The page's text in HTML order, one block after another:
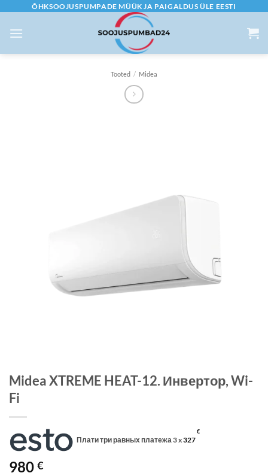
content
ÕHKSOOJUSPUMPADE MÜÜK JA PAIGALDUS ÜLE EESTI
Tooted / Midea
Midea XTREME HEAT-12. Инвертор, Wi-
Fi
Плати три равных платежа 3 x327
€
980 €